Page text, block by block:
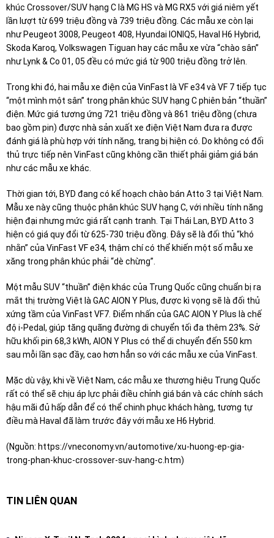
khúc Crossover/SUV hạng C là MG HS và MG RX5 với giá niêm yết
lần lượt từ 699 triệu đồng và 739 triệu đồng. Các mẫu xe còn lại
như Peugeot 3008, Peugeot 408, Hyundai IONIQ5, Haval H6 Hybrid,
Skoda Karoq, Volkswagen Tiguan hay các mẫu xe vừa “chào sân”
như Lynk & Co 01, 05 đều có mức giá từ 900 triệu đồng trở lên.
Trong khi đó, hai mẫu xe điện của VinFast là VF e34 và VF 7 tiếp tục
“một mình một sân” trong phân khúc SUV hạng C phiên bản “thuần”
điện. Mức giá tương ứng 721 triệu đồng và 861 triệu đồng (chưa
bao gồm pin) được nhà sản xuất xe điện Việt Nam đưa ra được
đánh giá là phù hợp với tính năng, trang bị hiện có. Do không có đối
thủ trực tiếp nên VinFast cũng không cần thiết phải giảm giá bán
như các mẫu xe khác.
Thời gian tới, BYD đang có kế hoạch chào bán Atto 3 tại Việt Nam.
Mẫu xe này cũng thuộc phân khúc SUV hạng C, với nhiều tính năng
hiện đại nhưng mức giá rất cạnh tranh. Tại Thái Lan, BYD Atto 3
hiện có giá quy đổi từ 625-730 triệu đồng. Đây sẽ là đối thủ “khó
nhằn” của VinFast VF e34, thậm chí có thể khiến một số mẫu xe
xăng trong phân khúc phải “dè chừng”.
Một mẫu SUV “thuần” điện khác của Trung Quốc cũng chuẩn bị ra
mắt thị trường Việt là GAC AION Y Plus, được kì vọng sẽ là đối thủ
xứng tầm của VinFast VF7. Điểm nhấn của GAC AION Y Plus là chế
độ i-Pedal, giúp tăng quãng đường di chuyển tối đa thêm 23%. Sở
hữu khối pin 68,3 kWh, AION Y Plus có thể di chuyển đến 550 km
sau mỗi lần sạc đầy, cao hơn hẳn so với các mẫu xe của VinFast.
Mặc dù vậy, khi về Việt Nam, các mẫu xe thương hiệu Trung Quốc
rất có thể sẽ chịu áp lực phải điều chỉnh giá bán và các chính sách
hậu mãi đủ hấp dẫn để có thể chinh phục khách hàng, tương tự
điều mà Haval đã làm trước đây với mẫu xe H6 Hybrid.
(Nguồn: https://vneconomy.vn/automotive/xu-huong-ep-gia-
trong-phan-khuc-crossover-suv-hang-c.htm)
TIN LIÊN QUAN